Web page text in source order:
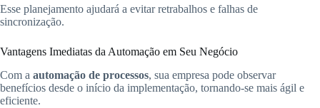
Esse planejamento ajudará a evitar retrabalhos e falhas de
sincronização.
Vantagens Imediatas da Automação em Seu Negócio
Com a automação de processos, sua empresa pode observar
benefícios desde o início da implementação, tornando-se mais ágil e
eficiente.